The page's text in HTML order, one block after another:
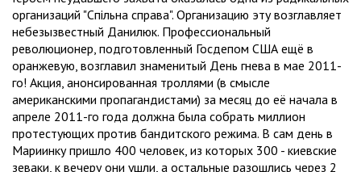
организаций "Спільна справа". Организацию эту возглавляет
небезызвестный Данилюк. Профессиональный
революционер, подготовленный Госдепом США ещё в
оранжевую, возглавил знаменитый День гнева в мае 2011-
го! Акция, анонсированная троллями (в смысле
американскими пропагандистами) за месяц до её начала в
апреле 2011-го года должна была собрать миллион
протестующих против бандитского режима. В сам день в
Мариинку пришло 400 человек, из которых 300 - киевские
зеваки, к вечеру они ушли, а остальные разошлись через 2